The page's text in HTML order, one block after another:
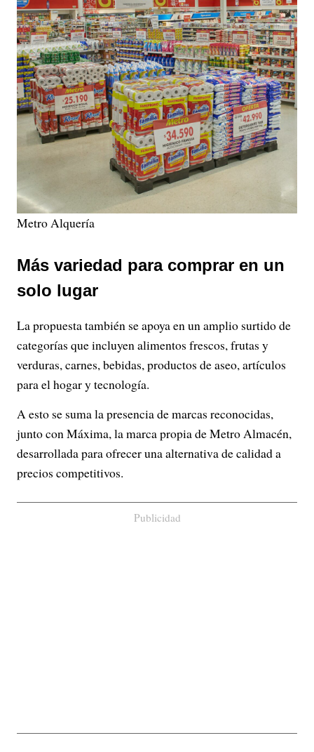
Metro Alquería
Más variedad para comprar en un
solo lugar
La propuesta también se apoya en un amplio surtido de
categorías que incluyen alimentos frescos, frutas y
verduras, carnes, bebidas, productos de aseo, artículos
para el hogar y tecnología.
A esto se suma la presencia de marcas reconocidas,
junto con Máxima, la marca propia de Metro Almacén,
desarrollada para ofrecer una alternativa de calidad a
precios competitivos.
Publicidad